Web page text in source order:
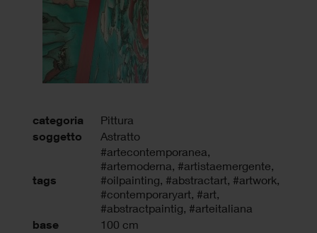
categoria Pittura
soggetto Astratto
tags
#artecontemporanea,
#artemoderna, #artistaemergente,
#oilpainting, #abstractart, #artwork,
#contemporaryart, #art,
#abstractpaintig, #arteitaliana
base 100 cm